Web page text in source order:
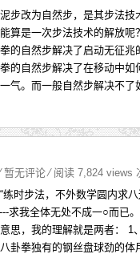
步改为自然步，是其步法
算是一次步法技术的解放
然步解决了启动无征兆
然步解决了在移动中如
气。而一般自然步解决不了
⁄暂无评论⁄ 阅读 7,824 views
练时步法，不外数学圆内求
求我全体无处不成一○而已
意思，我的理解就是两者
独有的钢丝盘球劲的体